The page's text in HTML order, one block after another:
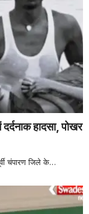
हादसा, पोखर
चंपारण जिले के…